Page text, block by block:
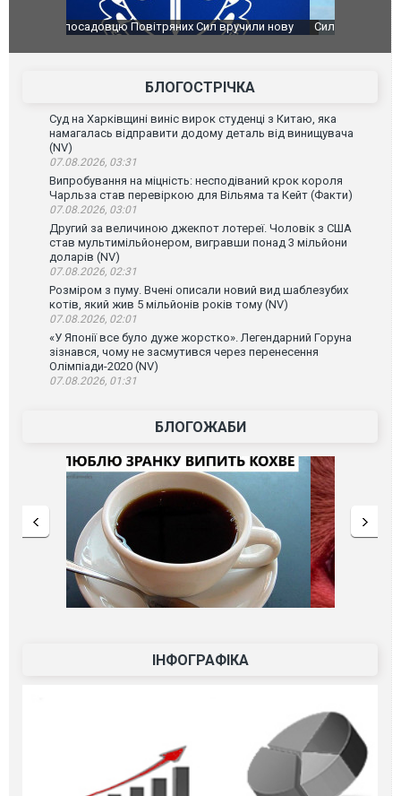
Сили оборони уразили Ярославський НПЗ:
атаку. ВІДЕО
Неймар
БЛОГОСТРІЧКА
Суд на Харківщині виніс вирок студенці з Китаю, яка
намагалась відправити додому деталь від винищувача
(NV)
07.08.2026, 03:31
Випробування на міцність: несподіваний крок короля
Чарльза став перевіркою для Вільяма та Кейт (Факти)
07.08.2026, 03:01
Другий за величиною джекпот лотереї. Чоловік з США
став мультимільйонером, вигравши понад 3 мільйони
доларів (NV)
07.08.2026, 02:31
Розміром з пуму. Вчені описали новий вид шаблезубих
котів, який жив 5 мільйонів років тому (NV)
07.08.2026, 02:01
«У Японії все було дуже жорстко». Легендарний Горуна
зізнався, чому не засмутився через перенесення
Олімпіади-2020 (NV)
07.08.2026, 01:31
БЛОГОЖАБИ
ІНФОГРАФІКА